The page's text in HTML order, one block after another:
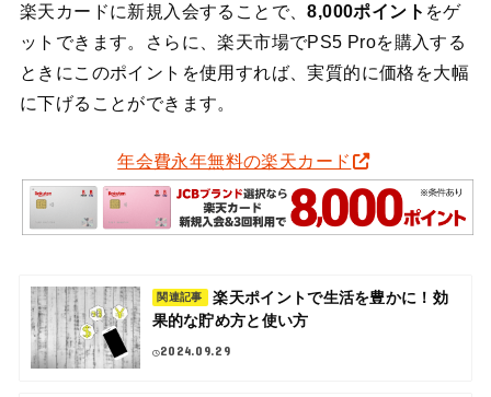
楽天カードに新規入会することで、8,000ポイント をゲ
ットできます。さらに、楽天市場でPS5 Proを購入する
ときにこのポイントを使用すれば、実質的に価格を大幅
に下げることができます。
年会費永年無料の楽天カード
関連記事
楽天ポイントで生活を豊かに！効
果的な貯め方と使い方
2024.09.29